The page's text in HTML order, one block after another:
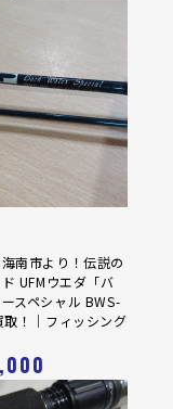
海南市より！伝説の
UFMウエダ「バ
スペシャル BWS-
！｜フィッシング